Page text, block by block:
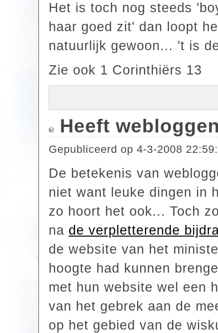
Het is toch nog steeds
haar goed zit' dan loopt
natuurlijk gewoon... 't is
Zie ook 1 Corinthiërs 13
Heeft
Gepubliceerd op 4-3-2008
De betekenis van
niet want leuke dingen in
zo hoort het ook... Toch
na de verpletterende
de website van het
hoogte had kunnen
met hun website wel een
van het gebrek aan de
op het gebied van de